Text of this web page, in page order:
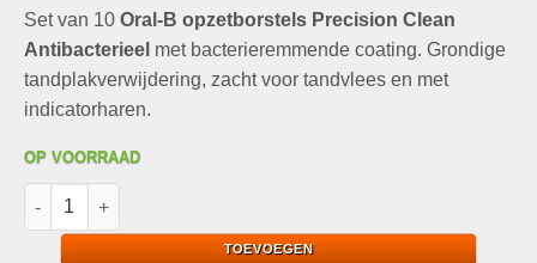
waarderingenwas:
€49,95.
is:
€24,95.
Set van 10 Oral-B opzetborstels Precision Clean
Antibacterieel met bacterieremmende coating. Grondige
tandplakverwijdering, zacht voor tandvlees en met
indicatorharen.
OP VOORRAAD
Oral-B opzetborstels Precision Clean Antibacterieel 8+2 aantal
TOEVOEGEN